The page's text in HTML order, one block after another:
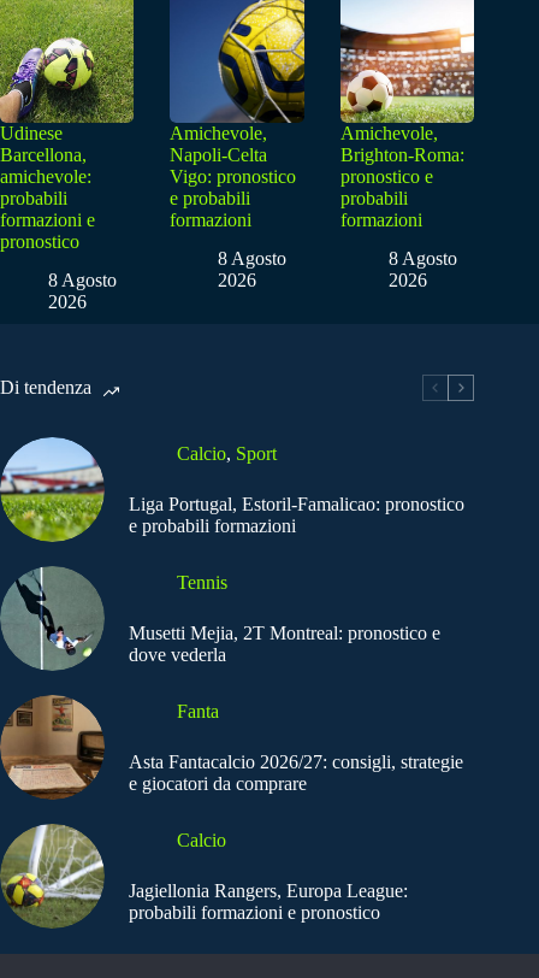
Udinese
Barcellona,
amichevole:
probabili
formazioni e
pronostico
8 Agosto
2026
Amichevole,
Napoli-Celta
Vigo: pronostico
e probabili
formazioni
8 Agosto
2026
Amichevole,
Brighton-Roma:
pronostico e
probabili
formazioni
8 Agosto
2026
Di tendenza
Calcio, Sport
Liga Portugal, Estoril-Famalicao: pronostico
e probabili formazioni
Tennis
Musetti Mejia, 2T Montreal: pronostico e
dove vederla
Fanta
Asta Fantacalcio 2026/27: consigli, strategie
e giocatori da comprare
Calcio
Jagiellonia Rangers, Europa League:
probabili formazioni e pronostico